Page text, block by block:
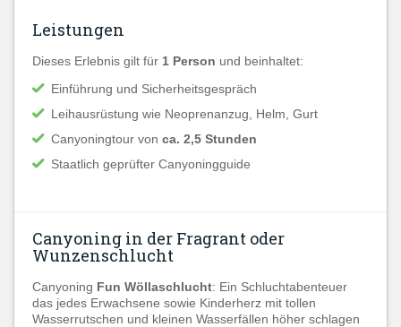
Leistungen
Dieses Erlebnis gilt für 1 Person und beinhaltet:
Einführung und Sicherheitsgespräch
Leihausrüstung wie Neoprenanzug, Helm, Gurt
Canyoningtour von ca. 2,5 Stunden
Staatlich geprüfter Canyoningguide
Canyoning in der Fragrant oder
Wunzenschlucht
Canyoning Fun Wöllaschlucht: Ein Schluchtabenteuer
das jedes Erwachsene sowie Kinderherz mit tollen
Wasserrutschen und kleinen Wasserfällen höher schlagen